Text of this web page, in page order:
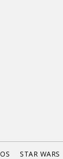
STAR WARS